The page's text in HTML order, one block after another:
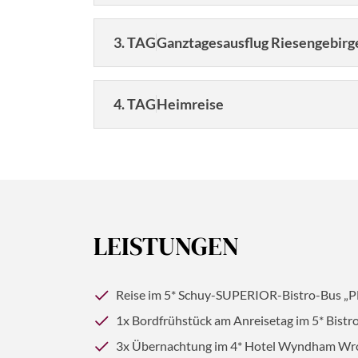
4
3. TAGGanztagesausflug
© anilah - stock.adobe.com
4. TAGHeimreise
LEISTUNGEN
Reise im 5* Schuy-SUPERIOR-Bistro-Bus
1x Bordfrühstück am Anreisetag im 5*
3x Übernachtung im 4* Hotel Wyndham